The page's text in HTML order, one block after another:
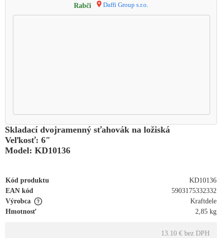
Rabči
Daffi Group s.r.o.
Skladací dvojramenný sťahovák na ložiská
Veľkosť: 6″
Model: KD10136
Kód produktu
KD10136
EAN kód
5903175332332
Výrobca
Kraftdele
Hmotnosť
2,85 kg
13.10 € bez DPH